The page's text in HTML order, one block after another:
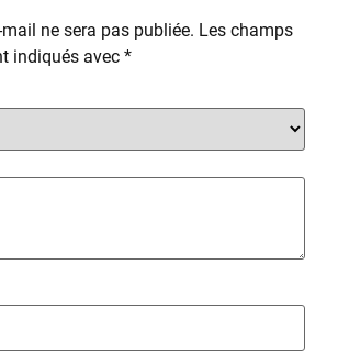
ne sera pas publiée. Les champs
indiqués avec *